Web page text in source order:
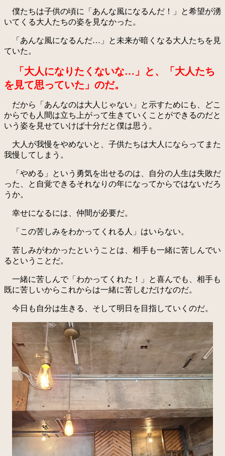
僕たちは子供の頃に「あんな風になるんだ！」と希望が湧
いてくる大人たちの姿を見なかった。
「あんな風になるんだ…」と未来が暗くなる大人たちを見
ていた。
「大人になりたくないな…」と、「大人たち
を見て思っていた」のだ。
だから「あんなのは大人じゃない」と示すためにも、どこ
からでも人間は立ち上がって生きていくことができるのだと
いう姿を見せていけば十分だと僕は思う。
大人が我慢をやめないと、子供たちは大人にならってまた
我慢してしまう。
「やめる」という勇気を出せるのは、自分の人生は失敗だ
った、と自覚できるそれなりの年になってからではないだろ
うか。
幸せになるには、仲間が必要だ。
「この苦しみをわかってくれる人」はいらない。
苦しみがわかったということは、相手も一緒に苦しんでい
るということだ。
一緒に苦しんで「わかってくれた！」と喜んでも、相手も
既に苦しいからこれからは一緒に苦しむだけなのだ。
今日も自分は生きる、そして明日を目指していくのだ。